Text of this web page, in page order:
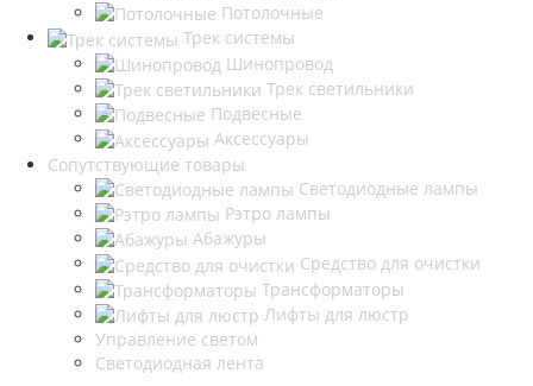
Потолочные
Трек системы
Шинопровод
Трек светильники
Подвесные
Аксессуары
Сопутствующие товары
Светодиодные лампы
Рэтро лампы
Абажуры
Средство для очистки
Трансформаторы
Лифты для люстр
Управление светом
Светодиодная лента